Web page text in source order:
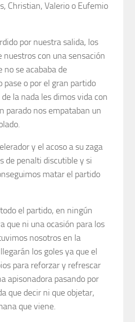
Christian, Valerio o Eufemio
por nuestra salida, los
con una sensación
no se acababa de
o por el gran partido
la nada les dimos vida con
parado nos empataban un
y el acoso a su zaga
de penalti discutible y si
matar el partido
el partido, en ningún
que ni una ocasión para los
nosotros en la
los goles ya que el
para reforzar y refrescar
apisonadora pasando por
que decir ni que objetar,
que viene.